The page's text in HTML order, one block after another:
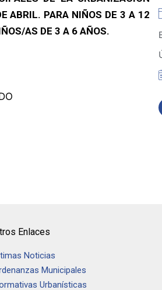
ABRIL. PARA NIÑOS DE 3 A 12
AS DE 3 A 6 AÑOS.
Enlaces
Noticias
Municipales
Urbanísticas